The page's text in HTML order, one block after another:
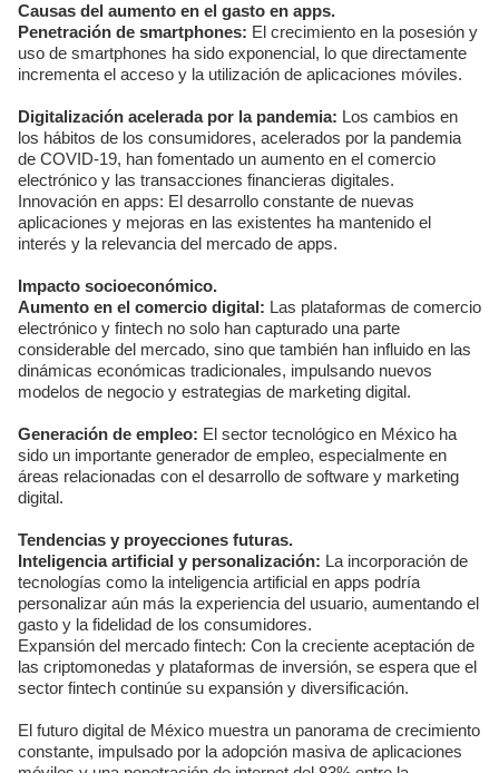
Causas del aumento en el gasto en apps.
Penetración de smartphones: El crecimiento en la posesión y
uso de smartphones ha sido exponencial, lo que directamente
incrementa el acceso y la utilización de aplicaciones móviles.
Digitalización acelerada por la pandemia: Los cambios en
los hábitos de los consumidores, acelerados por la pandemia
de COVID-19, han fomentado un aumento en el comercio
electrónico y las transacciones financieras digitales.
Innovación en apps: El desarrollo constante de nuevas
aplicaciones y mejoras en las existentes ha mantenido el
interés y la relevancia del mercado de apps.
Impacto socioeconómico.
Aumento en el comercio digital: Las plataformas de comercio
electrónico y fintech no solo han capturado una parte
considerable del mercado, sino que también han influido en las
dinámicas económicas tradicionales, impulsando nuevos
modelos de negocio y estrategias de marketing digital.
Generación de empleo: El sector tecnológico en México ha
sido un importante generador de empleo, especialmente en
áreas relacionadas con el desarrollo de software y marketing
digital.
Tendencias y proyecciones futuras.
Inteligencia artificial y personalización: La incorporación de
tecnologías como la inteligencia artificial en apps podría
personalizar aún más la experiencia del usuario, aumentando el
gasto y la fidelidad de los consumidores.
Expansión del mercado fintech: Con la creciente aceptación de
las criptomonedas y plataformas de inversión, se espera que el
sector fintech continúe su expansión y diversificación.
El futuro digital de México muestra un panorama de crecimiento
constante, impulsado por la adopción masiva de aplicaciones